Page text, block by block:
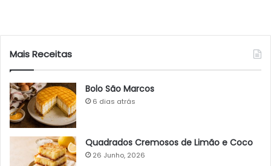
Mais Receitas
Bolo São Marcos
6 dias atrás
Quadrados Cremosos de Limão e Coco
26 Junho, 2026